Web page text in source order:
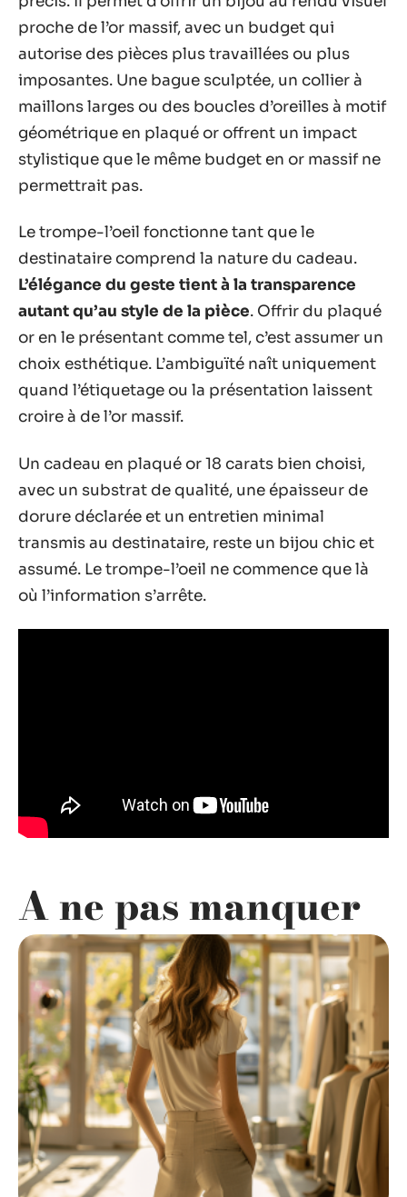
proche de l’or massif, avec un budget qui
autorise des pièces plus travaillées ou plus
imposantes. Une bague sculptée, un collier à
maillons larges ou des boucles d’oreilles à motif
géométrique en plaqué or offrent un impact
stylistique que le même budget en or massif ne
permettrait pas.
Le trompe-l’oeil fonctionne tant que le
destinataire comprend la nature du cadeau.
L’élégance du geste tient à la transparence
autant qu’au style de la pièce. Offrir du plaqué
or en le présentant comme tel, c’est assumer un
choix esthétique. L’ambiguïté naît uniquement
quand l’étiquetage ou la présentation laissent
croire à de l’or massif.
Un cadeau en plaqué or 18 carats bien choisi,
avec un substrat de qualité, une épaisseur de
dorure déclarée et un entretien minimal
transmis au destinataire, reste un bijou chic et
assumé. Le trompe-l’oeil ne commence que là
où l’information s’arrête.
A ne pas manquer